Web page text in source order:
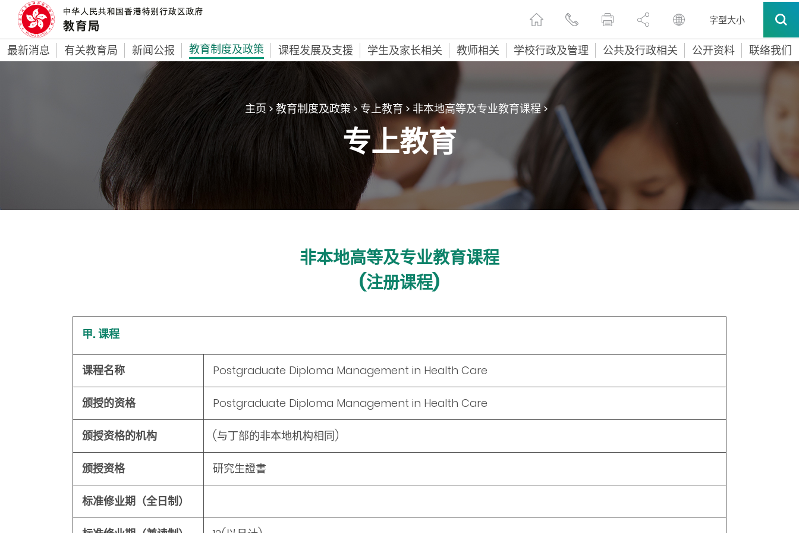
字型大小
最新消息 有关教育局 新闻公报 教育制度及政策 课程发展及支援 学生及家长相关 教师相关 学校行政及管理 公共及行政相关 公开资料 联络我们
主页>教育制度及政策> 专上教育 > 非本地高等及专业教育课程>
专上教育
非本地高等及专业教育课程
(注册课程)
甲. 课程
课程名称 Postgraduate Diploma Management in Health Care
颁授的资格 Postgraduate Diploma Management in Health Care
颁授资格的机构 (与丁部的非本地机构相同)
颁授资格 研究生證書
标准修业期（全日制）